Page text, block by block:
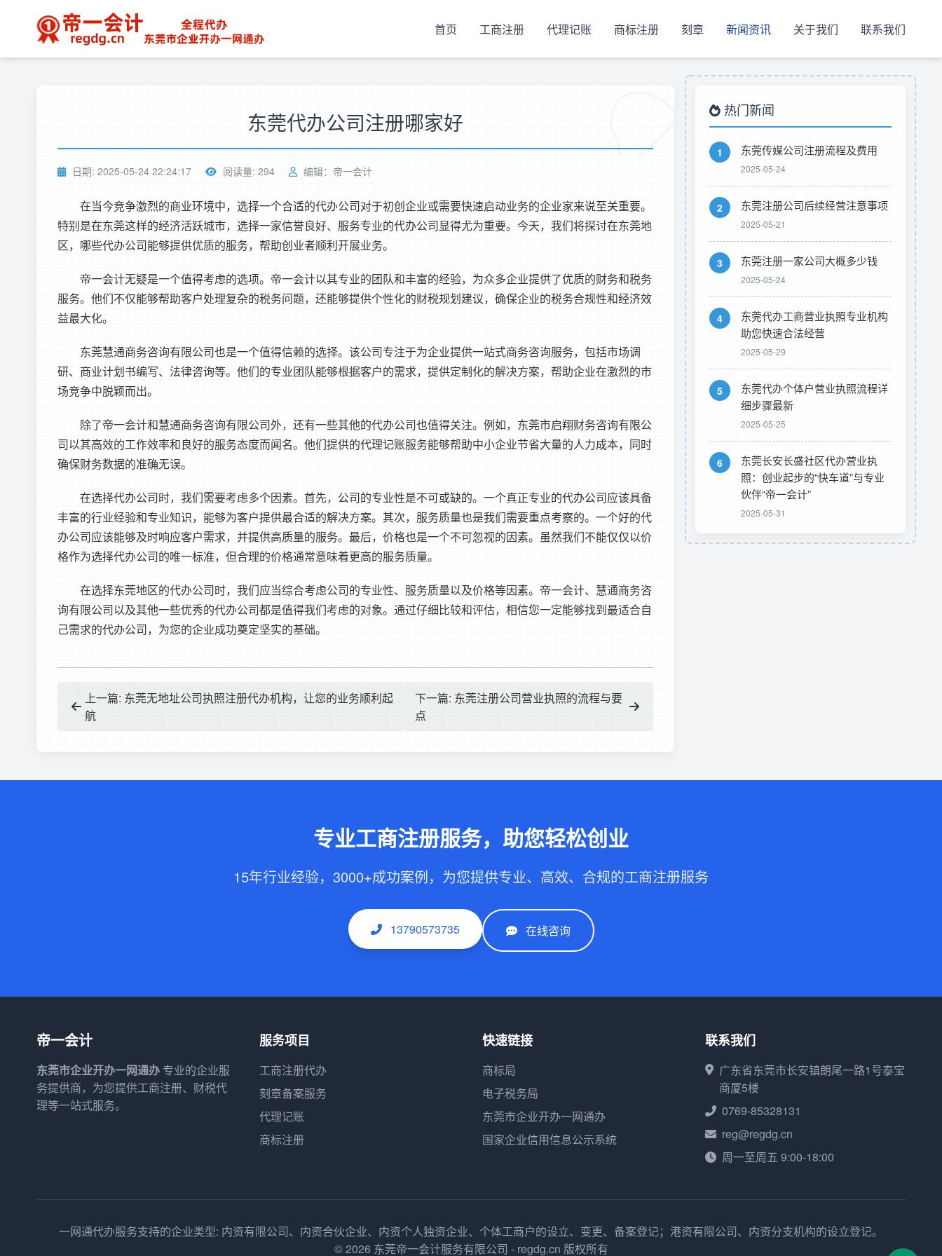
首页 工商注册 代理记账 商标注册 刻章 新闻资讯 关于我们 联系我们
东莞代办公司注册哪家好
日期: 2025-05-24 22:24:17 阅读量: 294 编辑：帝一会计
在当今竞争激烈的商业环境中，选择一个合适的代办公司对于初创企业或需要快速启动业务的企业家来说至关重要。
特别是在东莞这样的经济活跃城市，选择一家信誉良好、服务专业的代办公司显得尤为重要。今天，我们将探讨在东莞地
区，哪些代办公司能够提供优质的服务，帮助创业者顺利开展业务。
帝一会计无疑是一个值得考虑的选项。帝一会计以其专业的团队和丰富的经验，为众多企业提供了优质的财务和税务
服务。他们不仅能够帮助客户处理复杂的税务问题，还能够提供个性化的财税规划建议，确保企业的税务合规性和经济效
益最大化。
东莞慧通商务咨询有限公司也是一个值得信赖的选择。该公司专注于为企业提供一站式商务咨询服务，包括市场调
研、商业计划书编写、法律咨询等。他们的专业团队能够根据客户的需求，提供定制化的解决方案，帮助企业在激烈的市
场竞争中脱颖而出。
除了帝一会计和慧通商务咨询有限公司外，还有一些其他的代办公司也值得关注。例如，东莞市启翔财务咨询有限公
司以其高效的工作效率和良好的服务态度而闻名。他们提供的代理记账服务能够帮助中小企业节省大量的人力成本，同时
确保财务数据的准确无误。
在选择代办公司时，我们需要考虑多个因素。首先，公司的专业性是不可或缺的。一个真正专业的代办公司应该具备
丰富的行业经验和专业知识，能够为客户提供最合适的解决方案。其次，服务质量也是我们需要重点考察的。一个好的代
办公司应该能够及时响应客户需求，并提供高质量的服务。最后，价格也是一个不可忽视的因素。虽然我们不能仅仅以价
格作为选择代办公司的唯一标准，但合理的价格通常意味着更高的服务质量。
在选择东莞地区的代办公司时，我们应当综合考虑公司的专业性、服务质量以及价格等因素。帝一会计、慧通商务咨
询有限公司以及其他一些优秀的代办公司都是值得我们考虑的对象。通过仔细比较和评估，相信您一定能够找到最适合自
己需求的代办公司，为您的企业成功奠定坚实的基础。
上一篇: 东莞无地址公司执照注册代办机构，让您的业务顺利起
航
下一篇: 东莞注册公司营业执照的流程与要
点
热门新闻
1 东莞传媒公司注册流程及费用
2025-05-24
2 东莞注册公司后续经营注意事项
2025-05-21
3 东莞注册一家公司大概多少钱
2025-05-24
4
东莞代办工商营业执照专业机构
助您快速合法经营
2025-05-29
5
东莞代办个体户营业执照流程详
细步骤最新
2025-05-25
6
东莞长安长盛社区代办营业执
照：创业起步的“快车道”与专业
伙伴“帝一会计”
2025-05-31
专业工商注册服务，助您轻松创业
15年行业经验，3000+成功案例，为您提供专业、高效、合规的工商注册服务
13790573735 在线咨询
帝一会计
东莞市企业开办一网通办 专业的企业服
务提供商，为您提供工商注册、财税代
理等一站式服务。
服务项目
工商注册代办
刻章备案服务
代理记账
商标注册
快速链接
商标局
电子税务局
东莞市企业开办一网通办
国家企业信用信息公示系统
联系我们
广东省东莞市长安镇朗尾一路1号泰宝
商厦5楼
0769-85328131
reg@regdg.cn
周一至周五 9:00-18:00
一网通代办服务支持的企业类型: 内资有限公司、内资合伙企业、内资个人独资企业、个体工商户的设立、变更、备案登记；港资有限公司、内资分支机构的设立登记。
© 2026 东莞帝一会计服务有限公司 - regdg.cn 版权所有